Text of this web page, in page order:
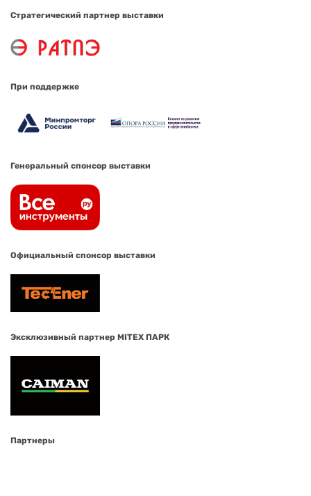
Стратегический партнер выставки
При поддержке
Генеральный спонсор выставки
Официальный спонсор выставки
Эксклюзивный партнер MITEX ПАРК
Партнеры